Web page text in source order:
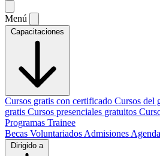
Menú
Capacitaciones
Cursos gratis con certificado Cursos del
gratis Cursos presenciales gratuitos
Programas Trainee
Becas Voluntariados Admisiones Agenda
Dirigido a